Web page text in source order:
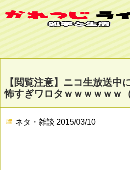
【閲覧注意】ニコ生放送中
怖すぎワロタｗｗｗｗｗｗ
ネタ・雑談 2015/03/10